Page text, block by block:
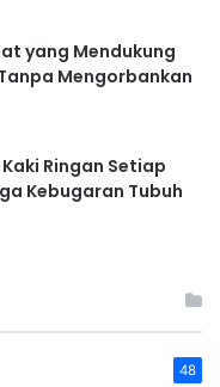
yang Mendukung
Mengorbankan
Ringan Setiap
Kebugaran Tubuh
48